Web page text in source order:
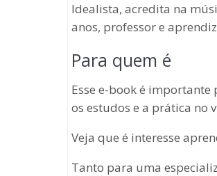
Idealista, acredita na
anos, professor e
Para quem é
Esse e-book é
os estudos e a prática no
Veja que é interesse
Tanto para uma